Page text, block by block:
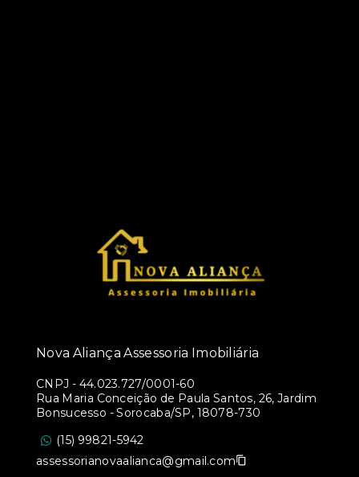
Nova Aliança Assessoria Imobiliária
CNPJ - 44.023.727/0001-60
Rua Maria Conceição de Paula Santos, 26, Jardim
Bonsucesso - Sorocaba/SP, 18078-730
(15) 99821-5942
assessorianovaalianca@gmail.com